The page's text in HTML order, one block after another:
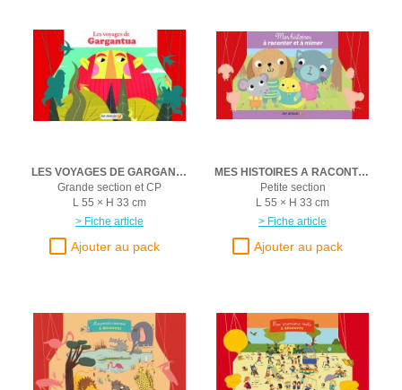
LES VOYAGES DE GARGANTUA
Grande section et CP
L 55 × H 33 cm
> Fiche article
MES HISTOIRES A RACONTER ET A MIMER
Petite section
L 55 × H 33 cm
> Fiche article